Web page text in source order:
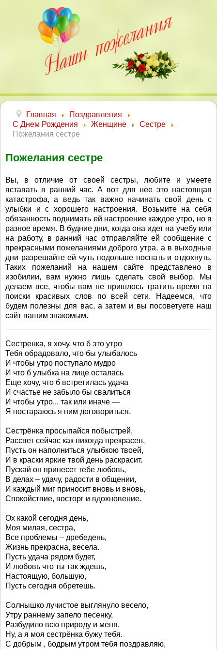
Главная
Поздравления
С Днем Рождения
Женщине
Сестре
Пожелания сестре
Пожелания сестре
Вы, в отличие от своей сестры, любите и умеете
вставать в ранний час. А вот для нее это настоящая
катастрофа, а ведь так важно начинать свой день с
улыбки и с хорошего настроения. Возьмите на себя
обязанность поднимать ей настроение каждое утро, но в
разное время. В будние дни, когда она идет на учебу или
на работу, в ранний час отправляйте ей сообщение с
прекрасными пожеланиями доброго утра, а в выходные
дни разрешайте ей чуть подольше поспать и отдохнуть.
Таких пожеланий на нашем сайте представлено в
изобилии, вам нужно лишь сделать свой выбор. Мы
делаем все, чтобы вам не пришлось тратить время на
поиски красивых слов по всей сети. Надеемся, что
будем полезны для вас, а затем и вы посоветуете наш
сайт вашим знакомым.
Сестренка, я хочу, что б это утро
Тебя обрадовало, что бы улыбалось
И чтобы утро поступало мудро
И что б улыбка на лице осталась
Еще хочу, что б встретилась удача
И счастье не забыло бы свалиться
И чтобы утро... так или иначе —
Я постараюсь я ним договориться.
Сестрёнка просыпайся побыстрей,
Рассвет сейчас как никогда прекрасен,
Пусть он наполниться улыбкою твоей,
И в краски яркие твой день раскрасит.
Пускай он принесет тебе любовь,
В делах – удачу, радости в общении,
И каждый миг приносит вновь и вновь,
Спокойствие, восторг и вдохновение.
Ох какой сегодня день,
Моя милая, сестра,
Все проблемы – дребедень,
Жизнь прекрасна, весела.
Пусть удача рядом будет,
И любовь что ты так ждешь,
Настоящую, большую,
Пусть сегодня обретешь.
Солнышко лучистое выглянуло весело,
Утру раннему запело песенку,
Разбудило всю природу и меня,
Ну, а я моя сестрёнка бужу тебя.
С добрым , бодрым утром тебя поздравляю,